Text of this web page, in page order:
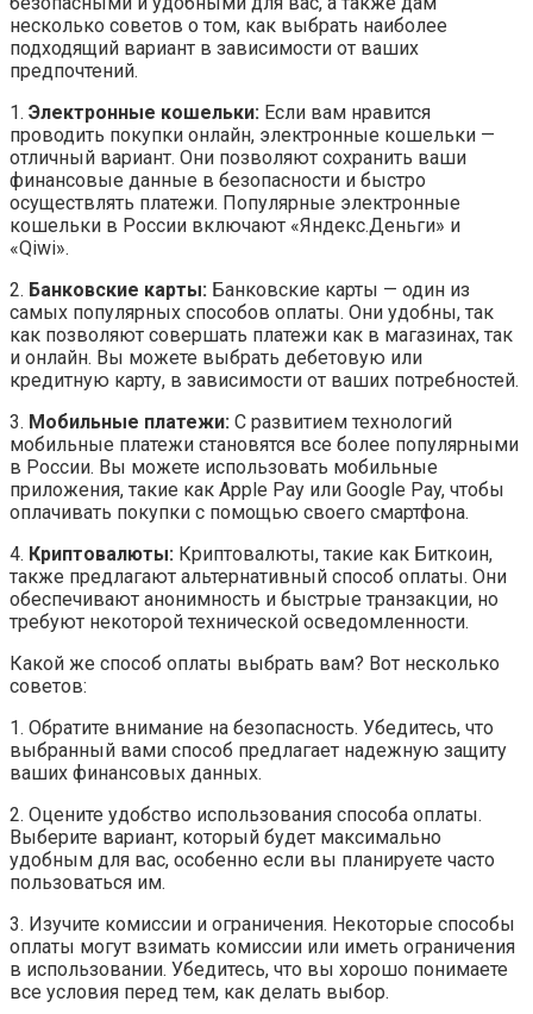
несколько советов о том, как выбрать наиболее
подходящий вариант в зависимости от ваших
предпочтений.
1. Электронные кошельки: Если вам нравится
проводить покупки онлайн, электронные кошельки —
отличный вариант. Они позволяют сохранить ваши
финансовые данные в безопасности и быстро
осуществлять платежи. Популярные электронные
кошельки в России включают «Яндекс.Деньги» и
«Qiwi».
2. Банковские карты: Банковские карты — один из
самых популярных способов оплаты. Они удобны, так
как позволяют совершать платежи как в магазинах, так
и онлайн. Вы можете выбрать дебетовую или
кредитную карту, в зависимости от ваших потребностей.
3. Мобильные платежи: С развитием технологий
мобильные платежи становятся все более популярными
в России. Вы можете использовать мобильные
приложения, такие как Apple Pay или Google Pay, чтобы
оплачивать покупки с помощью своего смартфона.
4. Криптовалюты: Криптовалюты, такие как Биткоин,
также предлагают альтернативный способ оплаты. Они
обеспечивают анонимность и быстрые транзакции, но
требуют некоторой технической осведомленности.
Какой же способ оплаты выбрать вам? Вот несколько
советов:
1. Обратите внимание на безопасность. Убедитесь, что
выбранный вами способ предлагает надежную защиту
ваших финансовых данных.
2. Оцените удобство использования способа оплаты.
Выберите вариант, который будет максимально
удобным для вас, особенно если вы планируете часто
пользоваться им.
3. Изучите комиссии и ограничения. Некоторые способы
оплаты могут взимать комиссии или иметь ограничения
в использовании. Убедитесь, что вы хорошо понимаете
все условия перед тем, как делать выбор.